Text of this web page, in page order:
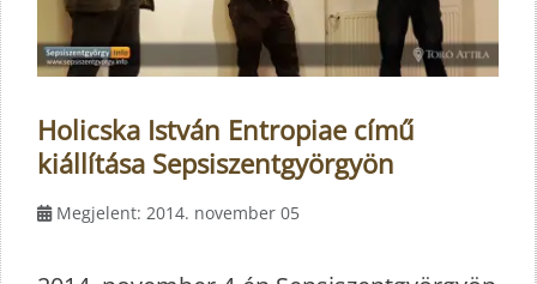
Holicska István Entropiae című
kiállítása Sepsiszentgyörgyön
Megjelent: 2014. november 05